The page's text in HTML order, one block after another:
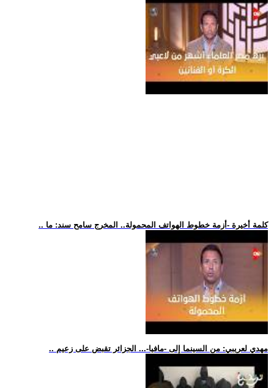
.. كلمة أخيرة -أزمة خطوط الهواتف المحمولة.. المخرج سامح سند: ما
.. مهدي لعريبي: من السينما إلى -مافيا-... الجزائر تقبض على زعيم